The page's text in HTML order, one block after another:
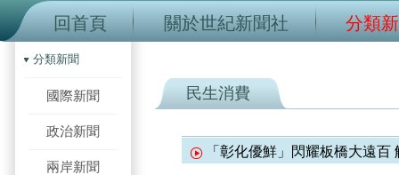
回首頁 關於世紀新聞社 分類
分類新聞
國際新聞
政治新聞
兩岸新聞
民生消費
「彰化優鮮」閃耀板橋大遠百